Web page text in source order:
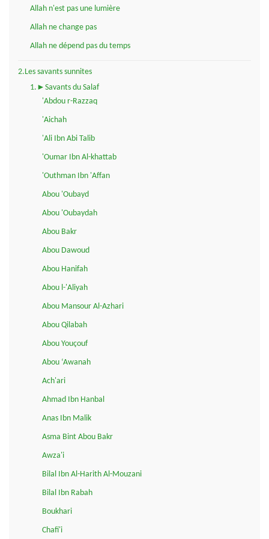
Allah n'est pas une lumière
Allah ne change pas
Allah ne dépend pas du temps
2.Les savants sunnites
1.►Savants du Salaf
'Abdou r-Razzaq
'Aichah
'Ali Ibn Abi Talib
'Oumar Ibn Al-khattab
'Outhman Ibn 'Affan
Abou 'Oubayd
Abou 'Oubaydah
Abou Bakr
Abou Dawoud
Abou Hanifah
Abou l-'Aliyah
Abou Mansour Al-Azhari
Abou Qilabah
Abou Youçouf
Abou ‘Awanah
Ach'ari
Ahmad Ibn Hanbal
Anas Ibn Malik
Asma Bint Abou Bakr
Awza'i
Bilal Ibn Al-Harith Al-Mouzani
Bilal Ibn Rabah
Boukhari
Chafi'i